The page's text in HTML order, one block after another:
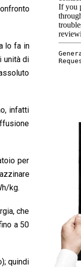
0
lo fa in
unità di
infatti
per
kg.
che
a 50
quindi